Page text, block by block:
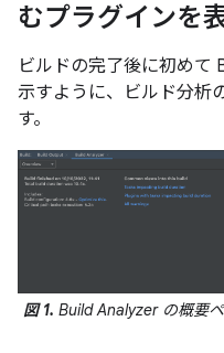
むプラグインを
ビルドの完了後に初めて
示すように、ビルド分析
す。
図 1. Build Analyzer の概要